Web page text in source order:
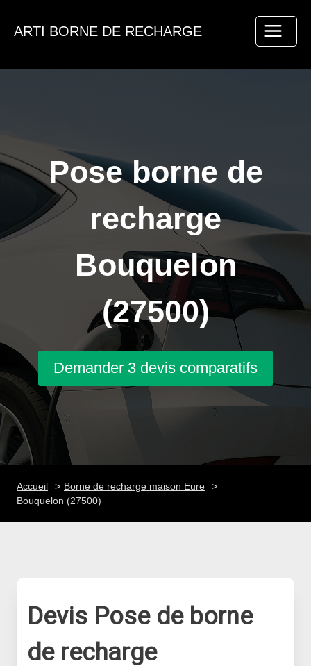
ARTI BORNE DE RECHARGE
Pose borne de
recharge
Bouquelon
(27500)
Demander 3 devis comparatifs
Accueil
Borne de recharge maison Eure
Bouquelon (27500)
Devis Pose de borne
de recharge